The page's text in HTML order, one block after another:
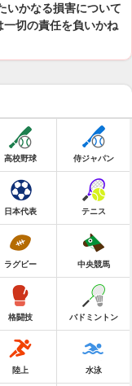
いかなる損害について
切の責任を負いかね
高校野球 侍ジャパン
日本代表 テニス
ラグビー 中央競馬
格闘技 バドミントン
陸上 水泳